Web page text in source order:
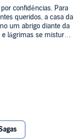
confidências. Para
queridos, a casa da
um abrigo diante da
lágrimas se misturam
equipe de
família peculiar.
e feridas ainda mais
rituais e as flores de
pela chegada
as cinzas da mãe
fica claro que essa
de Violette, e esse
muito esquecidos.
são expostos,
Com sua
para as flores é